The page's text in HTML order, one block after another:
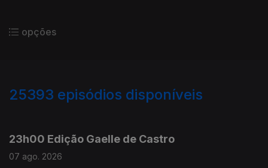
opções
25393 episódios disponíveis
23h00 Edição Gaelle de Castro
07 ago. 2026